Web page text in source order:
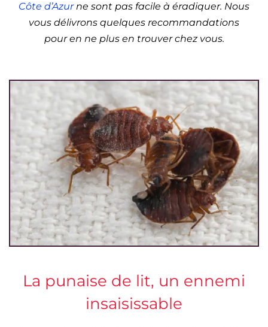
Côte d’Azurne sont pas facile à éradiquer. Nous
vous délivrons quelques recommandations
pour en ne plus en trouver chez vous.
La punaise de lit, un ennemi
insaisissable